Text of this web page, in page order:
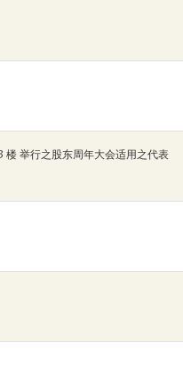
楼 举行之股东周年大会适用之代表